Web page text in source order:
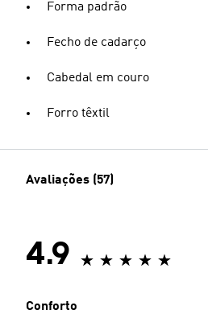
Forma padrão
Fecho de cadarço
Cabedal em couro
Forro têxtil
Avaliações (57)
4.9
Conforto